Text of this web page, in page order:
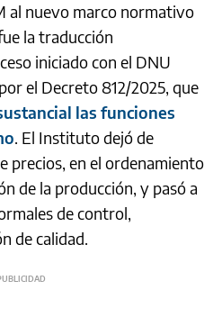
al nuevo marco normativo
la traducción
iniciado con el DNU
el Decreto 812/2025, que
las funciones
. El Instituto dejó de
precios, en el ordenamiento
de la producción, y pasó a
de control,
de calidad.